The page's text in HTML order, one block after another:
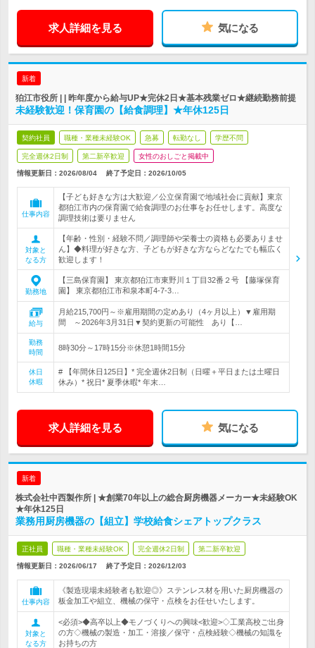
求人詳細を見る 気になる
新着
狛江市役所 | | 昨年度から給与UP★完休2日★基本残業ゼロ★継続勤務前提
未経験歓迎！保育園の【給食調理】★年休125日
契約社員 職種・業種未経験OK 急募 転勤なし 学歴不問
完全週休2日制 第二新卒歓迎 女性のおしごと掲載中
情報更新日：2026/08/04 終了予定日： 2026/10/05
仕事内容
【子ども好きな方は大歓迎／公立保育園で地域社会に貢献】東京
都狛江市内の保育園で給食調理のお仕事をお任せします。高度な
調理技術は要りません
対象と
なる方
【年齢・性別・経験不問／調理師や栄養士の資格も必要ありませ
ん】◆料理が好きな方、子どもが好きな方ならどなたでも幅広く
歓迎します！
勤務地
【三島保育園】 東京都狛江市東野川１丁目32番２号 【藤塚保育
園】 東京都狛江市和泉本町4-7-3…
給与
月給215,700円～※雇用期間の定めあり（4ヶ月以上）▼雇用期
間 ～2026年3月31日▼契約更新の可能性 あり【…
勤務
時間
8時30分～17時15分※休憩1時間15分
休日
休暇
# 【年間休日125日】* 完全週休2日制（日曜＋平日または土曜日
休み）* 祝日* 夏季休暇* 年末…
求人詳細を見る 気になる
新着
株式会社中西製作所 | ★創業70年以上の総合厨房機器メーカー★未経験OK
★年休125日
業務用厨房機器の【組立】学校給食シェアトップクラス
正社員 職種・業種未経験OK 完全週休2日制 第二新卒歓迎
情報更新日：2026/06/17 終了予定日： 2026/12/03
仕事内容
《製造現場未経験者も歓迎◎》ステンレス材を用いた厨房機器の
板金加工や組立、機械の保守・点検をお任せいたします。
対象と
なる方
<必須>◆高卒以上◆モノづくりへの興味<歓迎>◇工業高校ご出身
の方◇機械の製造・加工・溶接／保守・点検経験◇機械の知識を
お持ちの方